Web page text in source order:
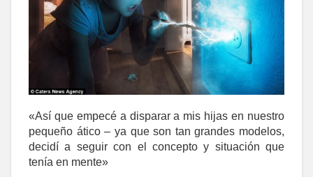
«Así que empecé a disparar a mis hijas en nuestro
pequeño ático – ya que son tan grandes modelos,
decidí a seguir con el concepto y situación que
tenía en mente»